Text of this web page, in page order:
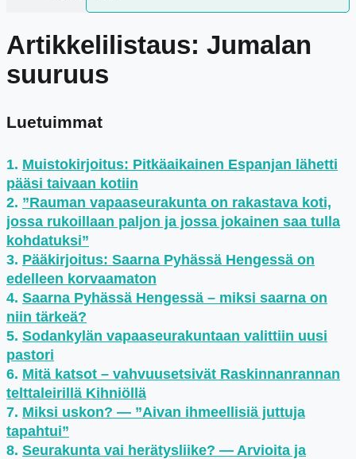
Artikkelilistaus: Jumalan
suuruus
Luetuimmat
Muistokirjoitus: Pitkäaikainen Espanjan lähetti
pääsi taivaan kotiin
”Rauman vapaaseurakunta on rakastava koti,
jossa rukoillaan paljon ja jossa jokainen saa tulla
kohdatuksi”
Pääkirjoitus: Saarna Pyhässä Hengessä on
edelleen korvaamaton
Saarna Pyhässä Hengessä – miksi saarna on
niin tärkeä?
Sodankylän vapaaseurakuntaan valittiin uusi
pastori
Mitä katsot – vahvuusetsivät Raskinnanrannan
telttaleirillä Kihniöllä
Miksi uskon? — ”Aivan ihmeellisiä juttuja
tapahtui”
Seurakunta vai herätysliike? — Arvioita ja